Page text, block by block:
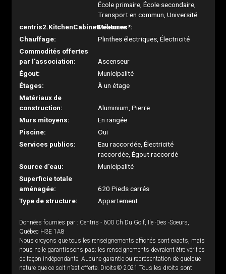
École primaire, École secondaire,
Transport en commun, Université
centris2.KitchenCabinetFeatures*:
Mélamine
Chauffage:
Plinthes électriques, Électricité
Commodités offertes
par l'association:
Ascenseur
Égout:
Municipalité
Étages:
À un étage
Matériaux de
construction:
Aluminium, Pierre
Murs mitoyens:
En rangée
Piscine:
Oui
Services publics:
Eau raccordée, Électricité
raccordée, Égout raccordé
Source d'eau:
Municipalité
Superficie totale
aménagée:
620 Pieds carrés
Type de structure:
Appartement
Données fournies par : Centris - 600 Ch Du Golf, Ile -Des -Soeurs,
Québec H3E 1A8
Nous croyons que tous les renseignements affichés sont exacts, mais
nous ne le garantissons pas; les renseignements devraient être vérifiés
de façon indépendante. Aucune garantie ou représentation de quelque
nature que ce soit n’est offerte. Droits© 2021 Tous les droits sont